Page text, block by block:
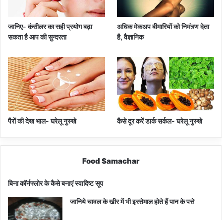
जानिए- कंसीलर का सही प्रयोग बढ़ा
सकता है आप की सुन्दरता
अधिक मेकअप बीमारियों को निमंत्र्ण देता
है, वैज्ञानिक
पैरों की देख भाल- घरेलू नुस्खे कैसे दूर करें डार्क सर्कल- घरेलू नुस्खे
Food Samachar
बिना कॉर्नफ्लोर के कैसे बनाएं स्वादिष्ट सूप
जानिये चावल के खीर में भी इस्तेमाल होते हैं पान के पत्ते